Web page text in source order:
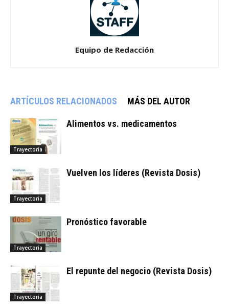
Equipo de Redacción
ARTÍCULOS RELACIONADOS MÁS DEL AUTOR
Trayectoria
Alimentos vs. medicamentos
Trayectoria
Vuelven los líderes (Revista Dosis)
Trayectoria
Pronóstico favorable
Trayectoria
El repunte del negocio (Revista Dosis)